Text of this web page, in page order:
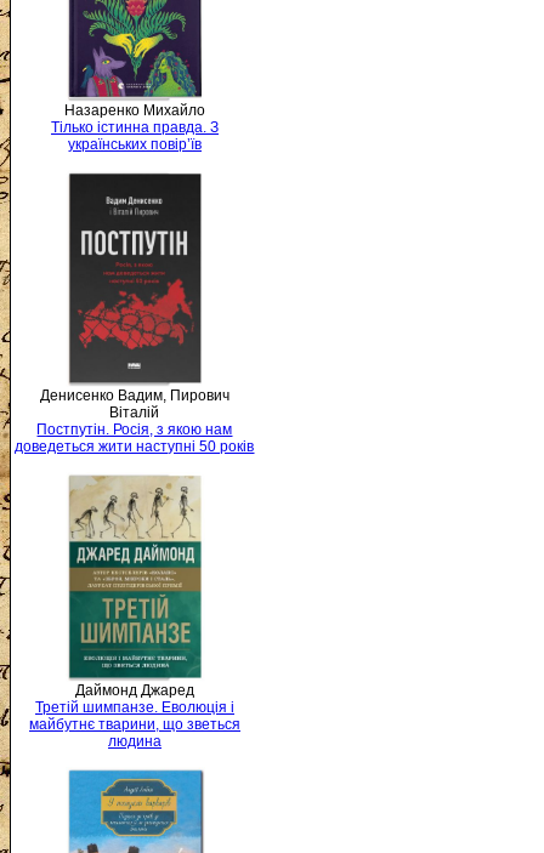
Назаренко Михайло
Тілько істинна правда. З
українських повір’їв
Денисенко Вадим, Пирович
Віталій
Постпутін. Росія, з якою нам
доведеться жити наступні 50 років
Даймонд Джаред
Третій шимпанзе. Еволюція і
майбутнє тварини, що зветься
людина